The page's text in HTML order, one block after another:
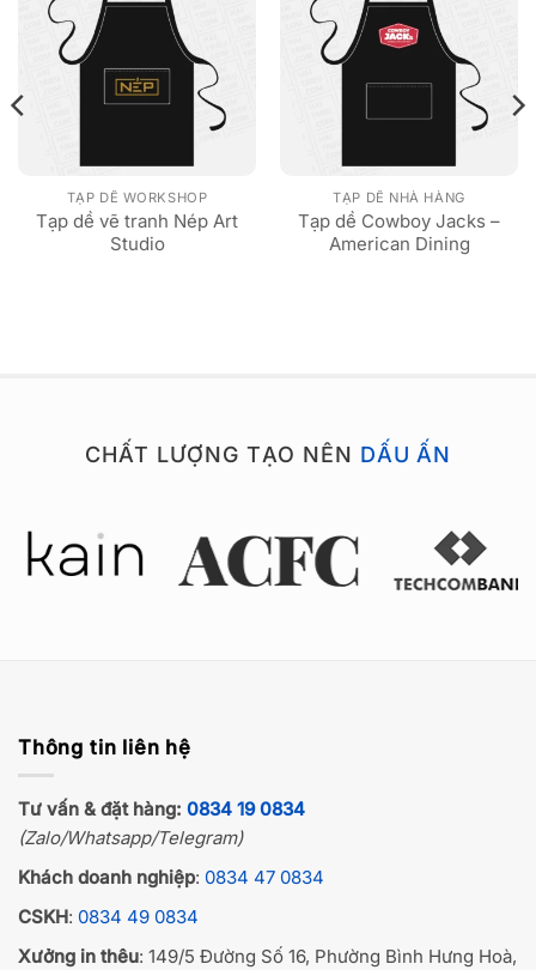
TẠP DỀ WORKSHOP
Tạp dề vẽ tranh Nép Art
Studio
TẠP DỀ NHÀ HÀNG
Tạp dề Cowboy Jacks –
American Dining
CHẤT LƯỢNG TẠO NÊN DẤU ẤN
Thông tin liên hệ
Tư vấn & đặt hàng: 0834 19 0834
(Zalo/Whatsapp/Telegram)
Khách doanh nghiệp: 0834 47 0834
CSKH: 0834 49 0834
Xưởng in thêu: 149/5 Đường Số 16, Phường Bình Hưng Hoà,